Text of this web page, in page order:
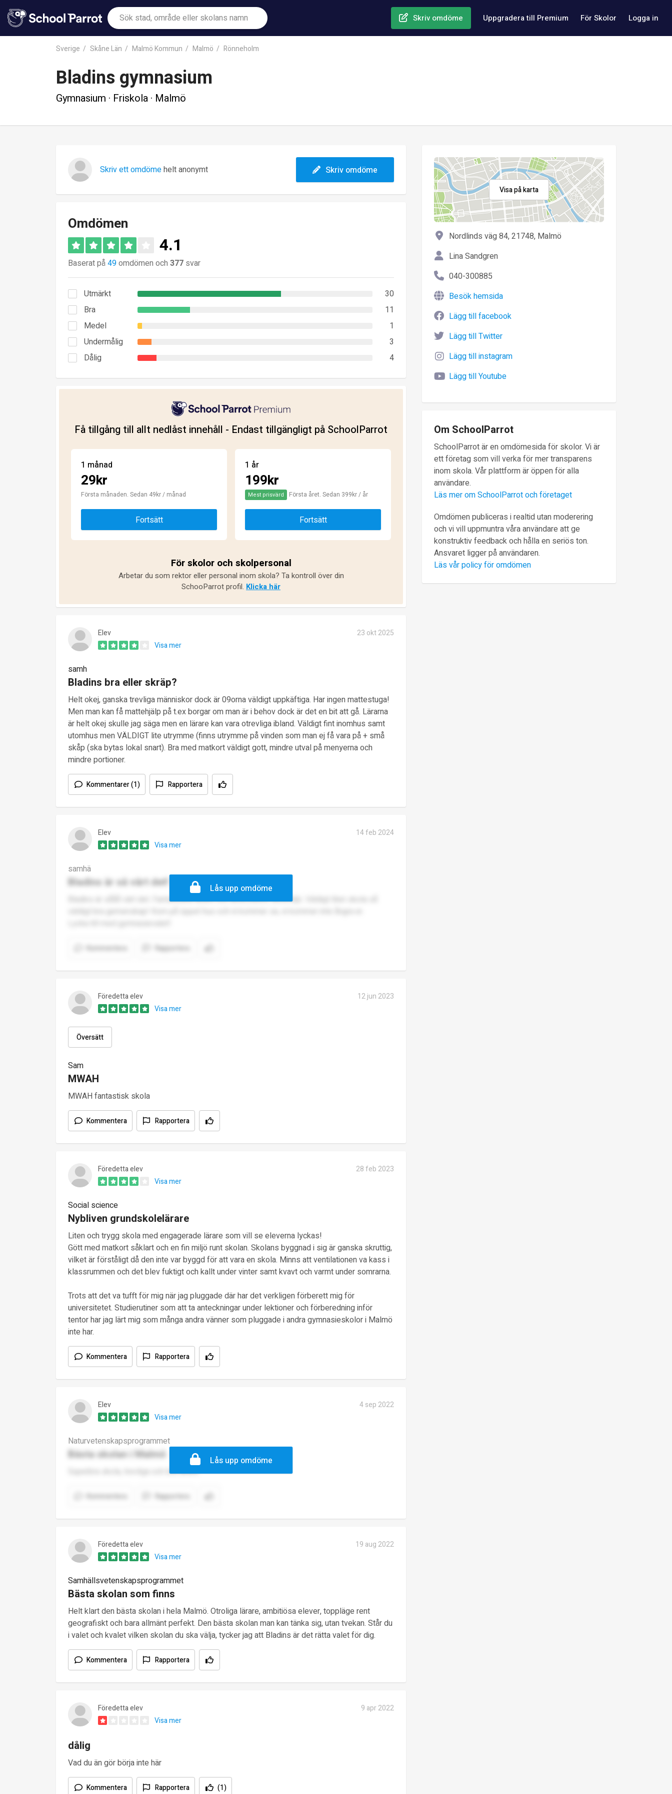
Skriv omdöme Uppgradera till Premium För Skolor Logga in
Sverige Skåne Län Malmö Kommun Malmö Rönneholm
Bladins gymnasium
Gymnasium · Friskola · Malmö
Skriv ett omdömehelt anonymt Skriv omdöme
Omdömen
4.1
Baserat på49omdömen och 377 svar
Utmärkt
30
Bra
11
Medel
1
Undermålig
3
Dålig
4
Få tillgång till allt nedlåst innehåll - Endast tillgängligt på SchoolParrot
1 månad
29kr
Första månaden. Sedan 49kr / månad
Fortsätt
1 år
199kr
Mest prisvärd Första året. Sedan 399kr / år
Fortsätt
För skolor och skolpersonal
Arbetar du som rektor eller personal inom skola? Ta kontroll över din
SchooParrot profil. Klicka här
Elev
23 okt 2025
Visa mer
samh
Bladins bra eller skräp?
Helt okej, ganska trevliga människor dock är 09orna väldigt uppkäftiga. Har ingen mattestuga!
Men man kan få mattehjälp på t.ex borgar om man är i behov dock är det en bit att gå. Lärarna
är helt okej skulle jag säga men en lärare kan vara otrevliga ibland. Väldigt fint inomhus samt
utomhus men VÄLDIGT lite utrymme (finns utrymme på vinden som man ej få vara på + små
skåp (ska bytas lokal snart). Bra med matkort väldigt gott, mindre utval på menyerna och
mindre portioner.
Kommentarer (1) Rapportera
Elev
14 feb 2024
Visa mer
samhä
Bladins är så värt det!
Bladins är sååå värt det. Fantastiska lärare och ännu bättre skolmiljö. Väldigt liten skola så
Rapportera
Lås upp omdöme
Föredetta elev
12 jun 2023
Visa mer
Översätt
Sam
MWAH
MWAH fantastisk skola
Kommentera Rapportera
Föredetta elev
28 feb 2023
Visa mer
Social science
Nybliven grundskolelärare
Liten och trygg skola med engagerade lärare som vill se eleverna lyckas!
Gött med matkort såklart och en fin miljö runt skolan. Skolans byggnad i sig är ganska skruttig,
vilket är förståligt då den inte var byggd för att vara en skola. Minns att ventilationen va kass i
klassrummen och det blev fuktigt och kallt under vinter samt kvavt och varmt under somrarna.
Trots att det va tufft för mig när jag pluggade där har det verkligen förberett mig för
universitetet. Studierutiner som att ta anteckningar under lektioner och förberedning inför
tentor har jag lärt mig som många andra vänner som pluggade i andra gymnasieskolor i Malmö
inte har.
Kommentera Rapportera
Elev
4 sep 2022
Visa mer
Naturvetenskapsprogrammet
Bästa skolan i Malmö
Superbra skola, trevliga och bra lärare.
Rapportera
Lås upp omdöme
Föredetta elev
19 aug 2022
Visa mer
Samhällsvetenskapsprogrammet
Bästa skolan som finns
Helt klart den bästa skolan i hela Malmö. Otroliga lärare, ambitiösa elever, toppläge rent
geografiskt och bara allmänt perfekt. Den bästa skolan man kan tänka sig, utan tvekan. Står du
i valet och kvalet vilken skolan du ska välja, tycker jag att Bladins är det rätta valet för dig.
Kommentera Rapportera
Föredetta elev
9 apr 2022
Visa mer
dålig
Vad du än gör börja inte här
Kommentera Rapportera (1)
Visa på karta
Nordlinds väg 84, 21748, Malmö
Lina Sandgren
040-300885
Besök hemsida
Lägg till facebook
Lägg till Twitter
Lägg till instagram
Lägg till Youtube
Om SchoolParrot
SchoolParrot är en omdömesida för skolor. Vi är
ett företag som vill verka för mer transparens
inom skola. Vår plattform är öppen för alla
användare.
Läs mer om SchoolParrot och företaget
Omdömen publiceras i realtid utan moderering
och vi vill uppmuntra våra användare att ge
konstruktiv feedback och hålla en seriös ton.
Ansvaret ligger på användaren.
Läs vår policy för omdömen